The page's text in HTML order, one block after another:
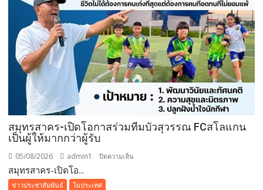
กลาง
วัน
ที่มา
พร้อม
ล็อบสเตอร์
ภูเก็ต
ย่าง
รส
ณ
สมุทรสาคร-เปิดโอกาสร่วมทีมบัวสุวรรณ FCสโลแกน
เป็นผู้ให้มากกว่าผู้รับ
05/08/2026 admin1 ปิดความเห็น
สมุทรสาคร-เปิดโอ...
ข่าวประชาสัมพันธ์ ในประเทศ